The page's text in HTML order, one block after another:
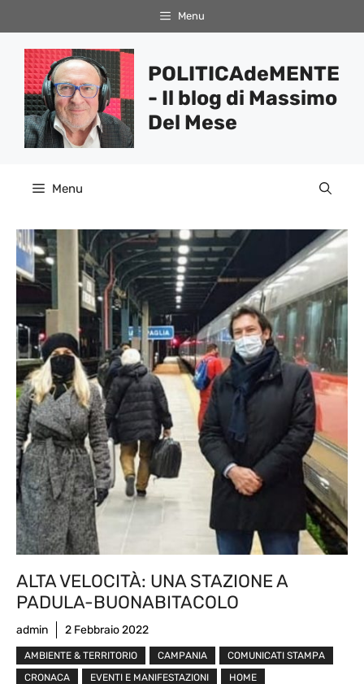
al
contenuto
Menu
POLITICAdeMENTE
- Il blog di Massimo
Del Mese
Menu
ALTA VELOCITÀ: UNA STAZIONE A
PADULA-BUONABITACOLO
admin 2 Febbraio 2022
AMBIENTE & TERRITORIO CAMPANIA
COMUNICATI STAMPA
CRONACA
EVENTI E MANIFESTAZIONI
HOME